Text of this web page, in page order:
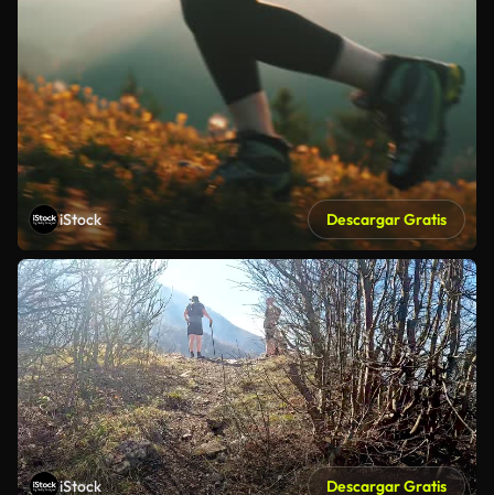
iStock Descargar Gratis
iStock Descargar Gratis